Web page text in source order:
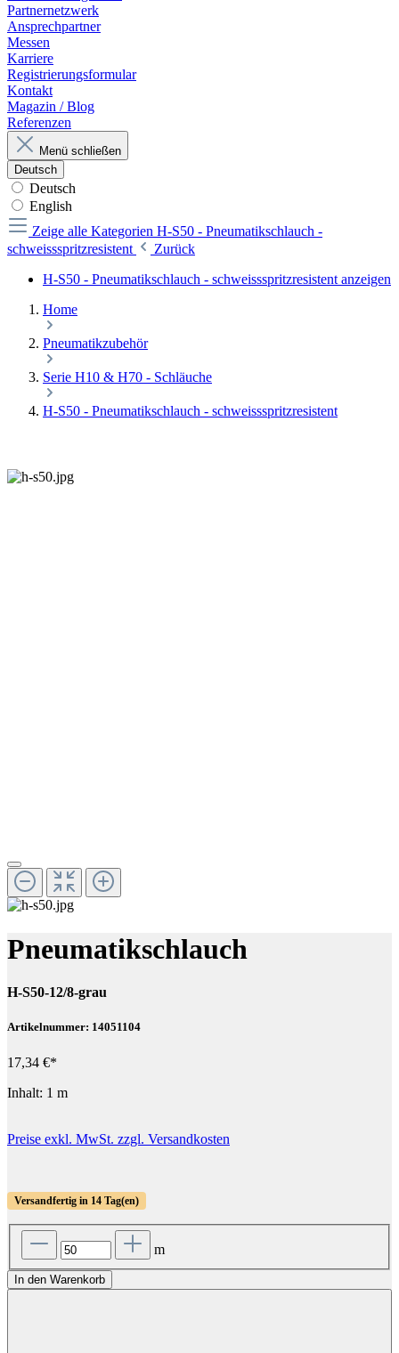
Partnernetzwerk
Ansprechpartner
Messen
Karriere
Registrierungsformular
Kontakt
Magazin / Blog
Referenzen
Menü schließen
Deutsch
Deutsch
English
Zeige alle Kategorien H-S50 - Pneumatikschlauch -
schweissspritzresistent
Zurück
H-S50 - Pneumatikschlauch - schweissspritzresistent anzeigen
Home
Pneumatikzubehör
Serie H10 & H70 - Schläuche
H-S50 - Pneumatikschlauch - schweissspritzresistent
Pneumatikschlauch
H-S50-12/8-grau
Artikelnummer: 14051104
17,34 €*
Inhalt: 1 m
Preise exkl. MwSt. zzgl. Versandkosten
Versandfertig in 14 Tag(en)
m
In den Warenkorb